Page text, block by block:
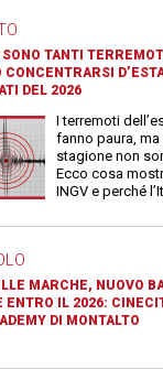
SONO TANTI
CONCENTRARSI
DEL 2026
I terremoti
fanno paura,
stagione non
Ecco cosa
INGV e perché
MARCHE, NUOVO
ENTRO IL 2026:
DI MONTALTO